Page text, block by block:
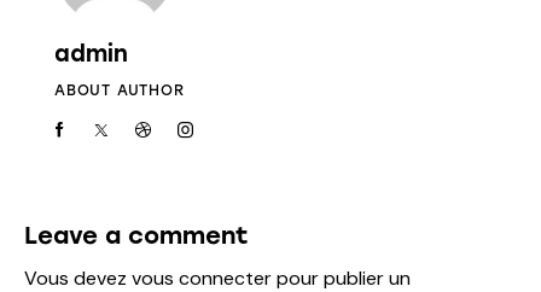
admin
ABOUT AUTHOR
Leave a comment
Vous devez vous connecterpour publier un